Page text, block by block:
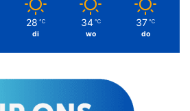
28 ℃
di
34 ℃
wo
37 ℃
do